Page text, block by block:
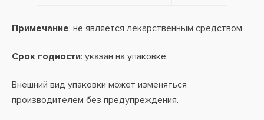
Примечание: не является лекарственным средством.
Срок годности: указан на упаковке.
Внешний вид упаковки может изменяться
производителем без предупреждения.